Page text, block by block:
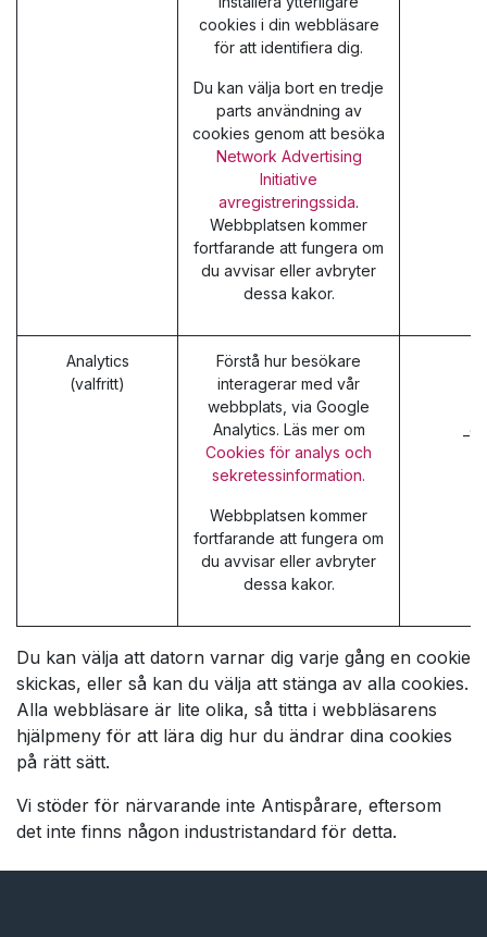
cookies i din webbläsare
för att identifiera dig.
Du kan välja bort en tredje
parts användning av
cookies genom att besöka
Network Advertising
Initiative
avregistreringssida.
Webbplatsen kommer
fortfarande att fungera om
du avvisar eller avbryter
dessa kakor.
Analytics
(valfritt)
Förstå hur besökare
interagerar med vår
webbplats, via Google
Analytics. Läs mer om
Cookies för analys och
sekretessinformation.
Webbplatsen kommer
fortfarande att fungera om
du avvisar eller avbryter
dessa kakor.
Du kan välja att datorn varnar dig varje gång en cookie
skickas, eller så kan du välja att stänga av alla cookies.
Alla webbläsare är lite olika, så titta i webbläsarens
hjälpmeny för att lära dig hur du ändrar dina cookies
på rätt sätt.
Vi stöder för närvarande inte Antispårare, eftersom
det inte finns någon industristandard för detta.